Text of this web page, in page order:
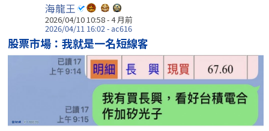
海龍王
2026/04/10 10:58 - 4 月前
2026/04/11 16:02 - ac616
股票市場：我就是一名短線客